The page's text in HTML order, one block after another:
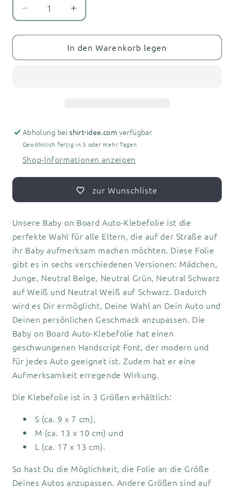
Verringere
die
Menge
Baby
Erhöhe
die
Menge
für
Baby
In den Warenkorb legen
Abholung beishirt-idee.com verfügbar
Gewöhnlich fertig in 5 oder mehr Tagen
Shop-Informationen anzeigen
zur Wunschliste
Unsere Baby on Board Auto-Klebefolie ist die
perfekte Wahl für alle Eltern, die auf der Straße auf
ihr Baby aufmerksam machen möchten. Diese Folie
gibt es in sechs verschiedenen Versionen: Mädchen,
Junge, Neutral Beige, Neutral Grün, Neutral Schwarz
auf Weiß und Neutral Weiß auf Schwarz. Dadurch
wird es Dir ermöglicht, Deine Wahl an Dein Auto und
Deinen persönlichen Geschmack anzupassen. Die
Baby on Board Auto-Klebefolie hat einen
geschwungenen Handscript Font, der modern und
für jedes Auto geeignet ist. Zudem hat er eine
Aufmerksamkeit erregende Wirkung.
Die Klebefolie ist in 3 Größen erhältlich:
S (ca. 9 x 7 cm),
M (ca. 13 x 10 cm) und
L (ca. 17 x 13 cm).
So hast Du die Möglichkeit, die Folie an die Größe
Deines Autos anzupassen. Andere Größen sind auf